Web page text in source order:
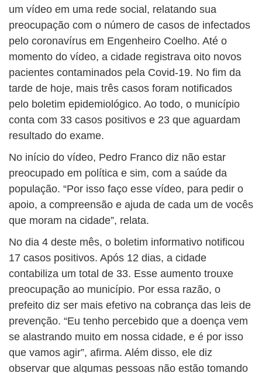
um vídeo em uma rede social, relatando sua
preocupação com o número de casos de infectados
pelo coronavírus em Engenheiro Coelho. Até o
momento do vídeo, a cidade registrava oito novos
pacientes contaminados pela Covid-19. No fim da
tarde de hoje, mais três casos foram notificados
pelo boletim epidemiológico. Ao todo, o município
conta com 33 casos positivos e 23 que aguardam
resultado do exame.
No início do vídeo, Pedro Franco diz não estar
preocupado em política e sim, com a saúde da
população. “Por isso faço esse vídeo, para pedir o
apoio, a compreensão e ajuda de cada um de vocês
que moram na cidade”, relata.
No dia 4 deste mês, o boletim informativo notificou
17 casos positivos. Após 12 dias, a cidade
contabiliza um total de 33. Esse aumento trouxe
preocupação ao município. Por essa razão, o
prefeito diz ser mais efetivo na cobrança das leis de
prevenção. “Eu tenho percebido que a doença vem
se alastrando muito em nossa cidade, e é por isso
que vamos agir”, afirma. Além disso, ele diz
observar que algumas pessoas não estão tomando